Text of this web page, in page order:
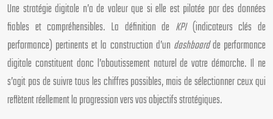
Une stratégie digitale n’a de valeur que si elle est pilotée par des données
fiables et compréhensibles. La définition de KPI(indicateurs clés de
performance) pertinents et la construction d’un dashboardde performance
digitale constituent donc l’aboutissement naturel de votre démarche. Il ne
s’agit pas de suivre tous les chiffres possibles, mais de sélectionner ceux qui
reflètent réellement la progression vers vos objectifs stratégiques.